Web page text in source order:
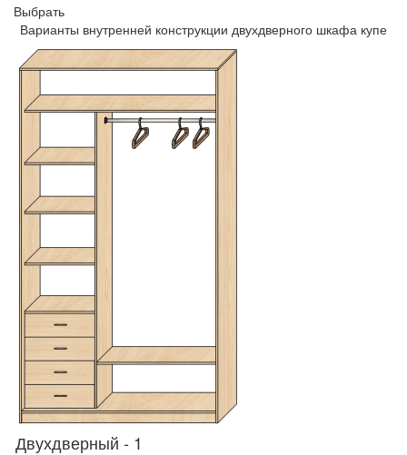
Выбрать
Варианты внутренней конструкции двухдверного шкафа купе
Двухдверный - 1